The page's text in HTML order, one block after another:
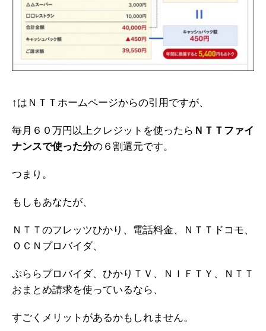
↑はＮＴＴホームページからの引用ですが、
毎月６０万円以上クレジットを使ったら ＮＴＴファイ
ナンスで使った分の６割還元です。
つまり。
もしもあなたが、
ＮＴＴのフレッツひかり、電話料金、ＮＴＴドコモ、
ＯＣＮプロバイダ、
ぷららプロバイダ、ひかりＴＶ、ＮＩＦＴＹ、ＮＴＴ
おまとめ請求を使っているなら、
すごくメリットがあるかもしれません。